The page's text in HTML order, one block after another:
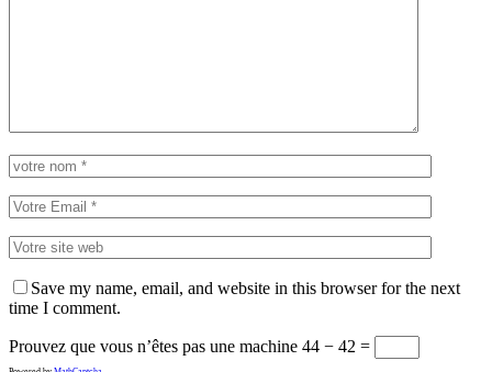
Save my name, email, and website in this browser for the next
time I comment.
Prouvez que vous n’êtes pas une machine 44 − 42 =